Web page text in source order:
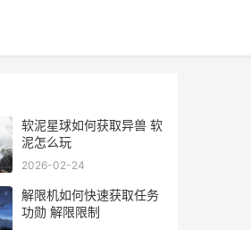
软泥星球如何获取异兽 软
泥怎么玩
2026-02-24
解限机如何快速获取任务
功勋 解限限制